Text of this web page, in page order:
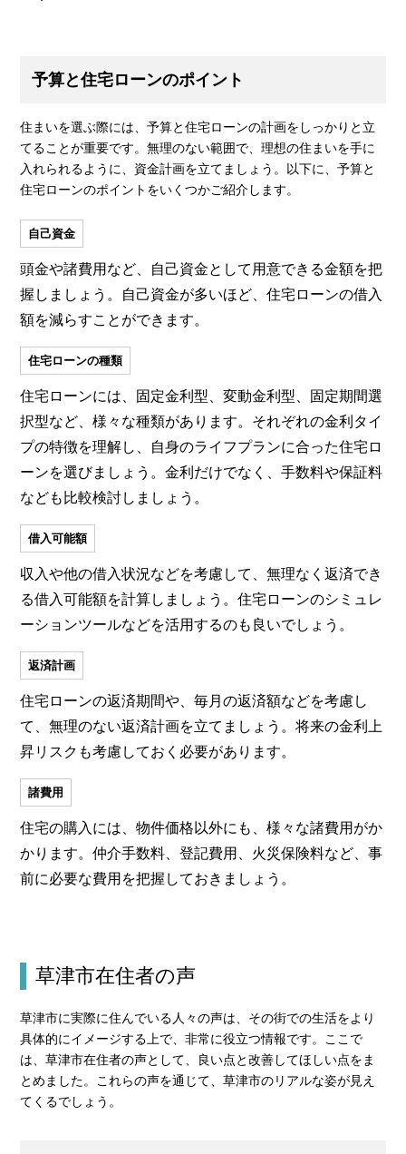
予算と住宅ローンのポイント
住まいを選ぶ際には、予算と住宅ローンの計画をしっかりと立
てることが重要です。無理のない範囲で、理想の住まいを手に
入れられるように、資金計画を立てましょう。以下に、予算と
住宅ローンのポイントをいくつかご紹介します。
自己資金
頭金や諸費用など、自己資金として用意できる金額を把
握しましょう。自己資金が多いほど、住宅ローンの借入
額を減らすことができます。
住宅ローンの種類
住宅ローンには、固定金利型、変動金利型、固定期間選
択型など、様々な種類があります。それぞれの金利タイ
プの特徴を理解し、自身のライフプランに合った住宅ロ
ーンを選びましょう。金利だけでなく、手数料や保証料
なども比較検討しましょう。
借入可能額
収入や他の借入状況などを考慮して、無理なく返済でき
る借入可能額を計算しましょう。住宅ローンのシミュレ
ーションツールなどを活用するのも良いでしょう。
返済計画
住宅ローンの返済期間や、毎月の返済額などを考慮し
て、無理のない返済計画を立てましょう。将来の金利上
昇リスクも考慮しておく必要があります。
諸費用
住宅の購入には、物件価格以外にも、様々な諸費用がか
かります。仲介手数料、登記費用、火災保険料など、事
前に必要な費用を把握しておきましょう。
草津市在住者の声
草津市に実際に住んでいる人々の声は、その街での生活をより
具体的にイメージする上で、非常に役立つ情報です。ここで
は、草津市在住者の声として、良い点と改善してほしい点をま
とめました。これらの声を通じて、草津市のリアルな姿が見え
てくるでしょう。